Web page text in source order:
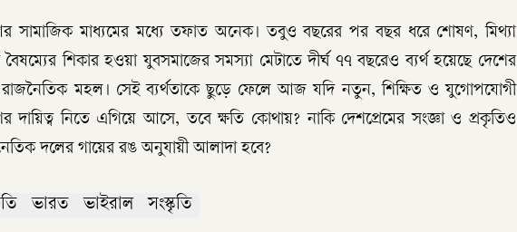
আর সামাজিক মাধ্যমের মধ্যে তফাত অনেক। তবুও বছরের পর বছর ধরে শোষণ, মিথ্যা
শিকার হওয়া যুবসমাজের সমস্যা মেটাতে দীর্ঘ ৭৭ বছরেও ব্যর্থ হয়েছে দেশের
রাজনৈতিক মহল। সেই ব্যর্থতাকে ছুড়ে ফেলে আজ যদি নতুন, শিক্ষিত ও যুগোপযোগী
দায়িত্ব নিতে এগিয়ে আসে, তবে ক্ষতি কোথায়? নাকি দেশপ্রেমের সংজ্ঞা ও প্রকৃতিও
দলের গায়ের রঙ অনুযায়ী আলাদা হবে?
ভারত ভাইরাল সংস্কৃতি